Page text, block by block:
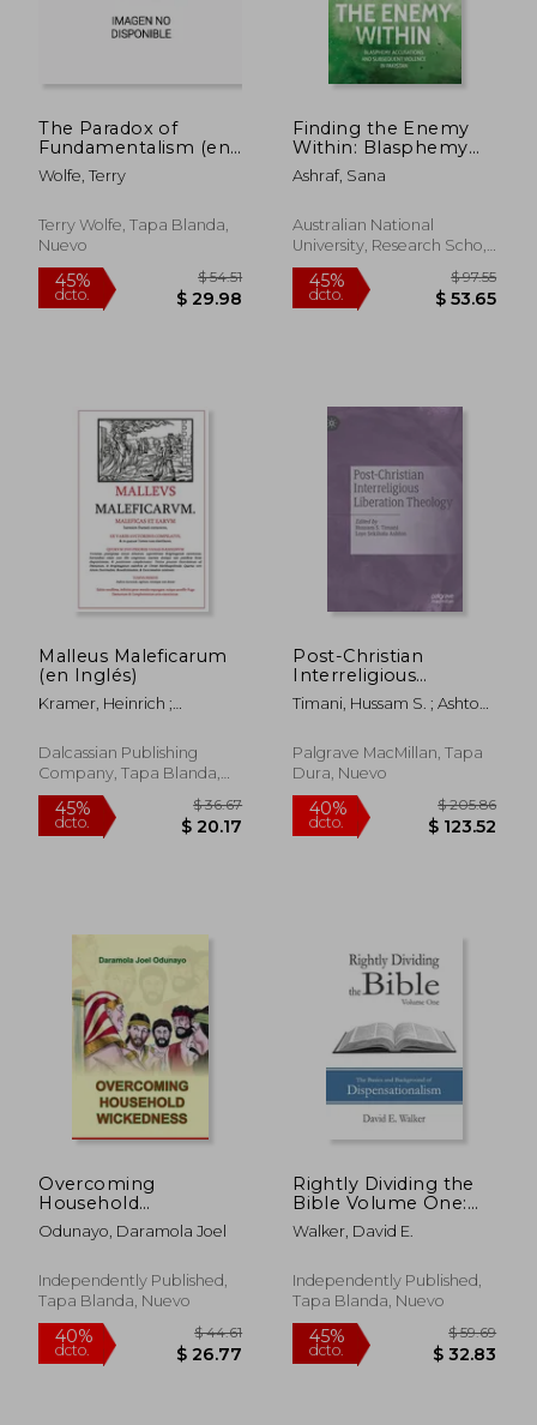
dcto. $ 96.44 dcto.
The Paradox of
Fundamentalism (en
Inglés)
Wolfe, Terry
Terry Wolfe, Tapa Blanda,
Nuevo
45%
dcto.
$ 54.51
$ 29.98
Finding the Enemy
Within: Blasphemy
Accusations and
Subsequent Violence
Ashraf, Sana
Australian National
University, Research Scho,
Tapa Blanda, Nuevo
45%
dcto. $
Malleus Maleficarum
(en Inglés)
Kramer, Heinrich ;
Dalcassian Publishing
Company, Tapa Blanda,
Nuevo
Post-Christian
Interreligious
Liberation Theology
(en Inglés)
Timani, Hussam S. ; Ashton,
Palgrave MacMillan, Tapa
Dura, Nuevo
Overcoming
Household
Wickedness (en
Inglés)
Odunayo, Daramola Joel
Independently Published,
Tapa Blanda, Nuevo
Rightly Dividing the
Bible Volume One:
The Basics and
Background of
(en Inglés)
Walker, David E.
Independently Published,
Tapa Blanda, Nuevo